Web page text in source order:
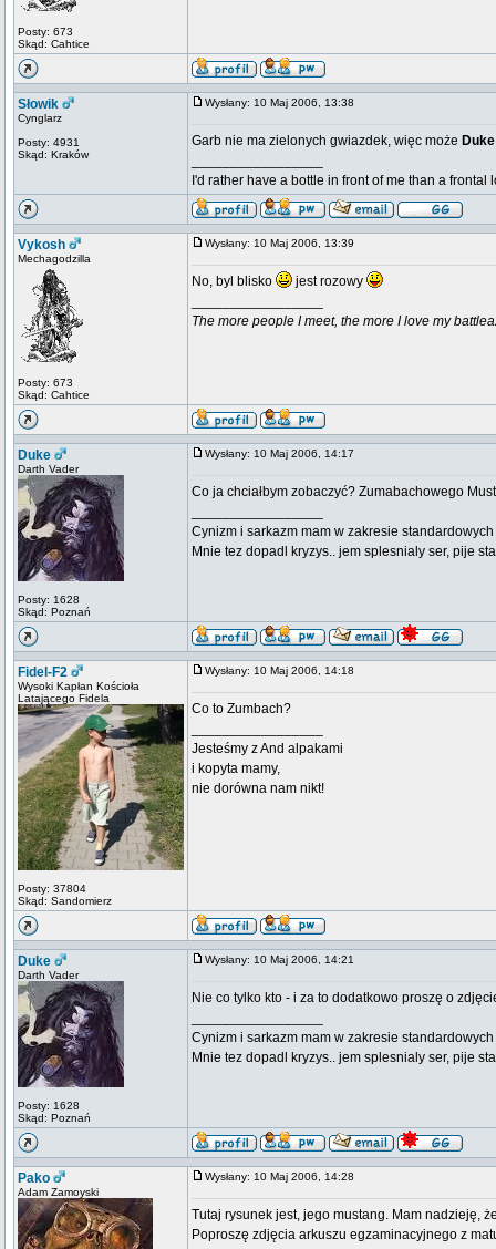
Posty: 673
Skąd: Cahtice
Słowik
Cynglarz
Posty: 4931
Skąd: Kraków
Wysłany: 10 Maj 2006, 13:38
Garb nie ma zielonych gwiazdek, więc może
I'd rather have a bottle in front of me than a frontal
Vykosh
Mechagodzilla
Posty: 673
Skąd: Cahtice
Wysłany: 10 Maj 2006, 13:39
No, byl blisko
jest rozowy
The more people I meet, the more I love my
Duke
Darth Vader
Posty: 1628
Skąd: Poznań
Wysłany: 10 Maj 2006, 14:17
Co ja chciałbym zobaczyć? Zumabachowego
Cynizm i sarkazm mam w zakresie
Mnie tez dopadl kryzys.. jem splesnialy ser, pije
Fidel-F2
Wysoki Kapłan Kościoła
Latającego Fidela
Posty: 37804
Skąd: Sandomierz
Wysłany: 10 Maj 2006, 14:18
Co to Zumbach?
Jesteśmy z And alpakami
i kopyta mamy,
nie dorówna nam nikt!
Duke
Darth Vader
Posty: 1628
Skąd: Poznań
Wysłany: 10 Maj 2006, 14:21
Nie co tylko kto - i za to dodatkowo proszę o
Cynizm i sarkazm mam w zakresie
Mnie tez dopadl kryzys.. jem splesnialy ser, pije
Pako
Adam Zamoyski
Wysłany: 10 Maj 2006, 14:28
Tutaj rysunek jest, jego mustang. Mam nadzieję,
Poproszę zdjęcia arkuszu egzaminacyjnego z